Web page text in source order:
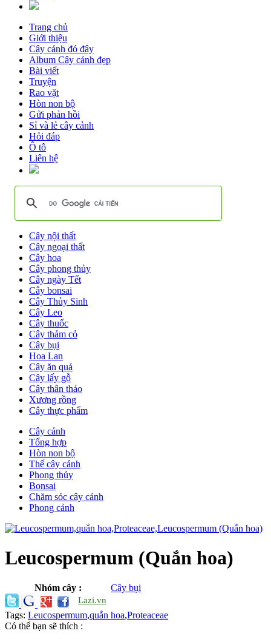
Trang chủ
Giới thiệu
Cây cảnh đó đây
Album Cây cảnh đẹp
Bài viết
Truyện
Rao vặt
Hòn non bộ
Gửi phản hồi
Sỉ và lẻ cây cảnh
Hỏi đáp
Ô tô
Liên hệ
Cây nội thất
Cây ngoại thất
Cây hoa
Cây phong thủy
Cây ngày Tết
Cây bonsai
Cây Thủy Sinh
Cây Leo
Cây thuốc
Cây thảm cỏ
Cây bụi
Hoa Lan
Cây ăn quả
Cây lấy gỗ
Cây thân thảo
Xương rồng
Cây thực phẩm
Cây cảnh
Tổng hợp
Hòn non bộ
Thế cây cảnh
Phong thủy
Bonsai
Chăm sóc cây cảnh
Phong cảnh
Leucospermum (Quắn hoa)
Nhóm cây : Cây bụi
Lazi.vn
Tags: Leucospermum,quắn hoa,Proteaceae
Có thể bạn sẽ thích :